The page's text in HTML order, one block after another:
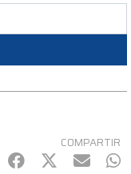
COMPARTIR
Facebook
Twitter
mail